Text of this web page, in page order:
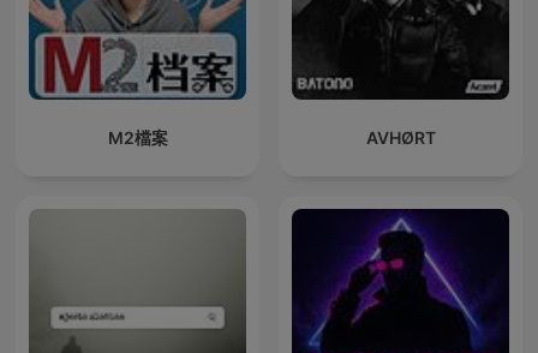
M2檔案 AVHØRT